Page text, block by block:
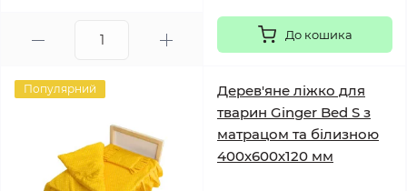
До кошика
Популярний
Дерев'яне ліжко для
тварин Ginger Bed S з
матрацом та білизною
400х600х120 мм